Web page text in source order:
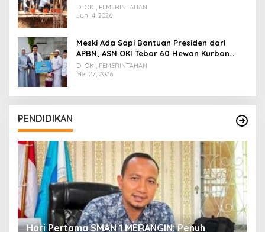
Timur Turut Bantu
Di OKI, PEMERINTAHAN
Juni 4, 2026
Meski Ada Sapi Bantuan Presiden dari
APBN, ASN OKI Tebar 60 Hewan Kurban
Tanpa Gunakan APBD
Di OKI, PEMERINTAHAN
Mei 27, 2026
PENDIDIKAN
Hari Pertama SMAN 1 MERANGIN: Penuh